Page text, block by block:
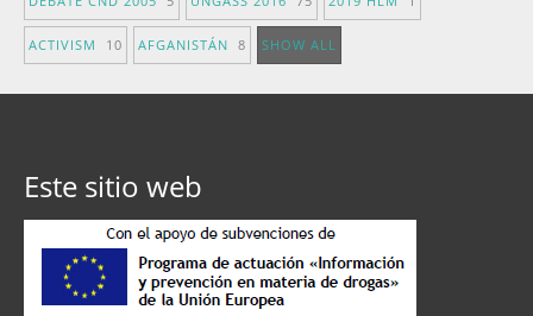
ACTIVISM 10 AFGANISTÁN 8 SHOW ALL
Este sitio web